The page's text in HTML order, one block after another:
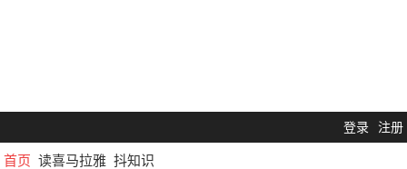
登录 注册
首页 读喜马拉雅 抖知识